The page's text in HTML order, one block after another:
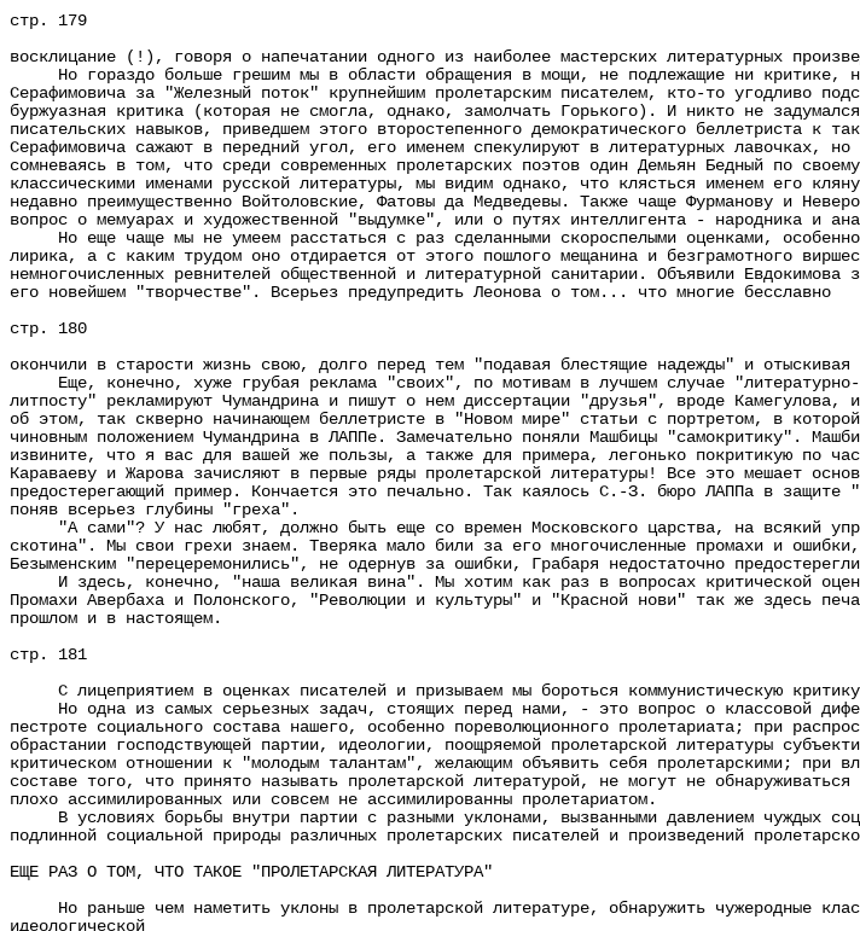
стр. 179
восклицание (!), говоря о напечатании одного из наиболее мастерских литературных
Но гораздо больше грешим мы в области обращения в мощи, не подлежащие ни критике,
Серафимовича за "Железный поток" крупнейшим пролетарским писателем, кто-то угодливо
буржуазная критика (которая не смогла, однако, замолчать Горького). И никто не
писательских навыков, приведшем этого второстепенного демократического беллетриста
Серафимовича сажают в передний угол, его именем спекулируют в литературных лавочках,
сомневаясь в том, что среди современных пролетарских поэтов один Демьян Бедный по
классическими именами русской литературы, мы видим однако, что клясться именем его
недавно преимущественно Войтоловские, Фатовы да Медведевы. Также чаще Фурманову и
вопрос о мемуарах и художественной "выдумке", или о путях интеллигента - народника и
Но еще чаще мы не умеем расстаться с раз сделанными скороспелыми оценками, особенно
лирика, а с каким трудом оно отдирается от этого пошлого мещанина и безграмотного
немногочисленных ревнителей общественной и литературной санитарии. Объявили
его новейшем "творчестве". Всерьез предупредить Леонова о том... что многие бесславно
стр. 180
окончили в старости жизнь свою, долго перед тем "подавая блестящие надежды" и
Еще, конечно, хуже грубая реклама "своих", по мотивам в лучшем случае "литературно-
литпосту" рекламируют Чумандрина и пишут о нем диссертации "друзья", вроде
об этом, так скверно начинающем беллетристе в "Новом мире" статьи с портретом, в
чиновным положением Чумандрина в ЛАППе. Замечательно поняли Машбицы "самокритику".
извините, что я вас для вашей же пользы, а также для примера, легонько покритикую по
Караваеву и Жарова зачисляют в первые ряды пролетарской литературы! Все это мешает
предостерегающий пример. Кончается это печально. Так каялось С.-З. бюро ЛАППа в
поняв всерьез глубины "греха".
"А сами"? У нас любят, должно быть еще со времен Московского царства, на всякий
скотина". Мы свои грехи знаем. Тверяка мало били за его многочисленные промахи и
Безыменским "перецеремонились", не одернув за ошибки, Грабаря недостаточно
И здесь, конечно, "наша великая вина". Мы хотим как раз в вопросах критической
Промахи Авербаха и Полонского, "Революции и культуры" и "Красной нови" так же здесь
прошлом и в настоящем.
стр. 181
С лицеприятием в оценках писателей и призываем мы бороться коммунистическую
Но одна из самых серьезных задач, стоящих перед нами, - это вопрос о классовой
пестроте социального состава нашего, особенно пореволюционного пролетариата; при
обрастании господствующей партии, идеологии, поощряемой пролетарской литературы
критическом отношении к "молодым талантам", желающим объявить себя пролетарскими; при
составе того, что принято называть пролетарской литературой, не могут не
плохо ассимилированных или совсем не ассимилированны пролетариатом.
В условиях борьбы внутри партии с разными уклонами, вызванными давлением чуждых
подлинной социальной природы различных пролетарских писателей и произведений
ЕЩЕ РАЗ О ТОМ, ЧТО ТАКОЕ "ПРОЛЕТАРСКАЯ ЛИТЕРАТУРА"
Но раньше чем наметить уклоны в пролетарской литературе, обнаружить чужеродные
идеологической